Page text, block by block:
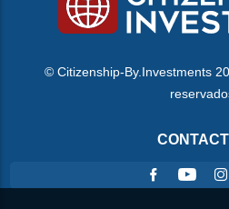
© Citizenship-By.Investments